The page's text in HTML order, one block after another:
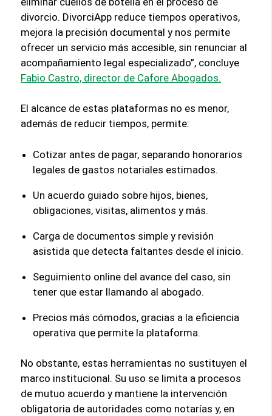
divorcio. DivorciApp reduce tiempos operativos,
mejora la precisión documental y nos permite
ofrecer un servicio más accesible, sin renunciar al
acompañamiento legal especializado”, concluye
Fabio Castro, director de Cafore Abogados.
El alcance de estas plataformas no es menor,
además de reducir tiempos, permite:
Cotizar antes de pagar, separando honorarios
legales de gastos notariales estimados.
Un acuerdo guiado sobre hijos, bienes,
obligaciones, visitas, alimentos y más.
Carga de documentos simple y revisión
asistida que detecta faltantes desde el inicio.
Seguimiento online del avance del caso, sin
tener que estar llamando al abogado.
Precios más cómodos, gracias a la eficiencia
operativa que permite la plataforma.
No obstante, estas herramientas no sustituyen el
marco institucional. Su uso se limita a procesos
de mutuo acuerdo y mantiene la intervención
obligatoria de autoridades como notarías y, en